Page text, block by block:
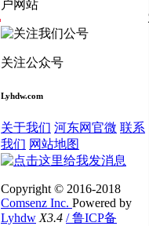
户网站
关注公众号
Lyhdw.com
关于我们 河东网官微 联系
我们 网站地图
Copyright © 2016-2018
Comsenz Inc. Powered by
Lyhdw X3.4 / 鲁ICP备